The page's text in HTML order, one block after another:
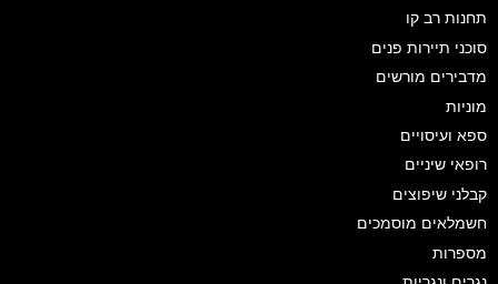
תחנות רב קו
סוכני תיירות פנים
מדבירים מורשים
מוניות
ספא ועיסויים
רופאי שיניים
קבלני שיפוצים
חשמלאים מוסמכים
מספרות